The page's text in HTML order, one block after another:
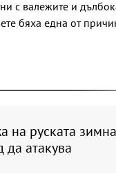
с валежите и
бяха една от
на руската
да атакува